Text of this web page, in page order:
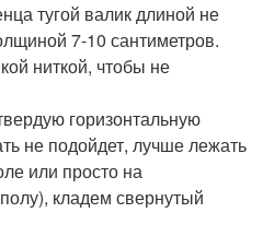
тугой валик длиной не
7-10 сантиметров.
ниткой, чтобы не
горизонтальную
не подойдет, лучше лежать
или просто на
кладем свернутый